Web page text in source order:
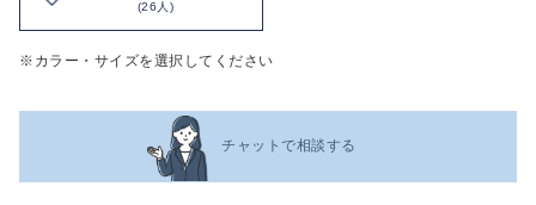
(26人)
※カラー・サイズを選択してください
チャットで相談する